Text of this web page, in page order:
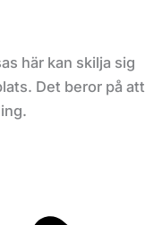
här kan skilja sig
Det beror på att